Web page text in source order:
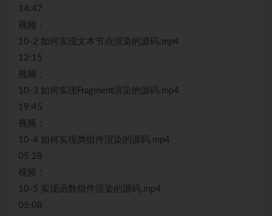
14:47
视频：
10-2 如何实现文本节点渲染的源码.mp4
12:15
视频：
10-3 如何实现Fragment渲染的源码.mp4
19:45
视频：
10-4 如何实现类组件渲染的源码.mp4
05:28
视频：
10-5 实现函数组件渲染的源码.mp4
05:08